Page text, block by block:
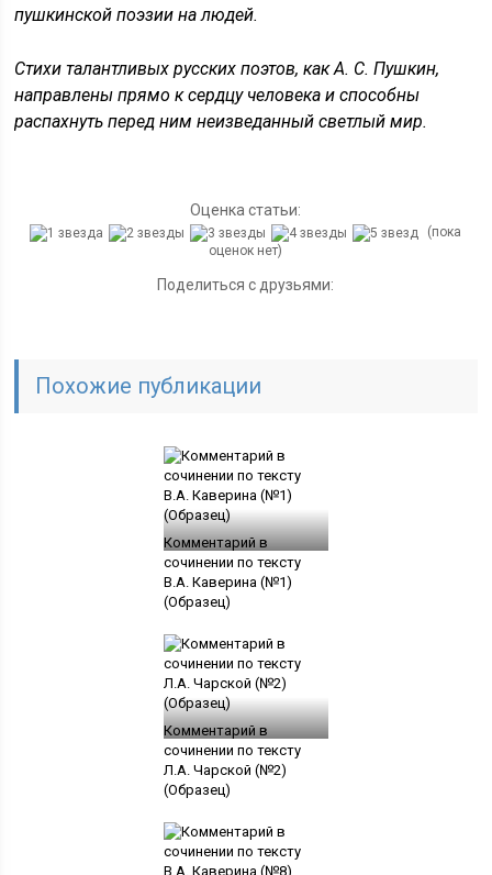
пушкинской поэзии на людей.
Стихи талантливых русских поэтов, как А. С. Пушкин,
направлены прямо к сердцу человека и способны
распахнуть перед ним неизведанный светлый мир.
Оценка статьи:
(пока
оценок нет)
Поделиться с друзьями:
Похожие публикации
Комментарий в
сочинении по тексту
В.А. Каверина (№1)
(Образец)
Комментарий в
сочинении по тексту
Л.А. Чарской (№2)
(Образец)